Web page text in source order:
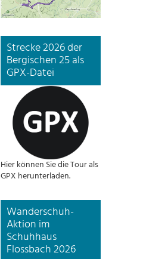
Strecke 2026 der
Bergischen 25 als
GPX-Datei
Hier können Sie die Tour als
GPX herunterladen.
Wanderschuh-
Aktion im
Schuhhaus
Flossbach 2026